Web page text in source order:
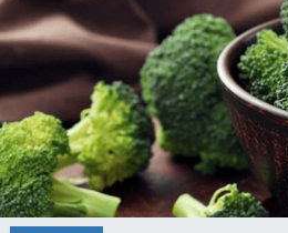
Sanat
Spor
Teknoloji